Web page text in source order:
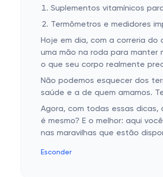
Suplementos vitamínicos
Termômetros e medidores
Hoje em dia, com a correria
uma mão na roda para
o que seu corpo realmente
Não podemos esquecer dos
saúde e a de quem amamos.
Agora, com todas essas
é mesmo? E o melhor: aqui
nas maravilhas que estão
Esconder